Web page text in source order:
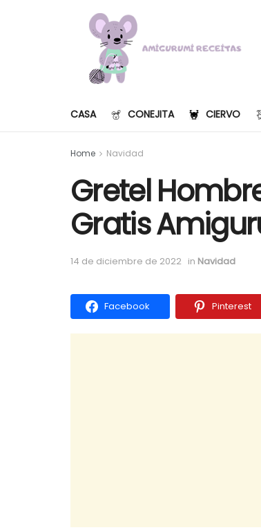
CASA CONEJITA CIERVO
Home Navidad
Gretel
Gratis
14 de diciembre de 2022 in Navidad
Facebook Pinterest